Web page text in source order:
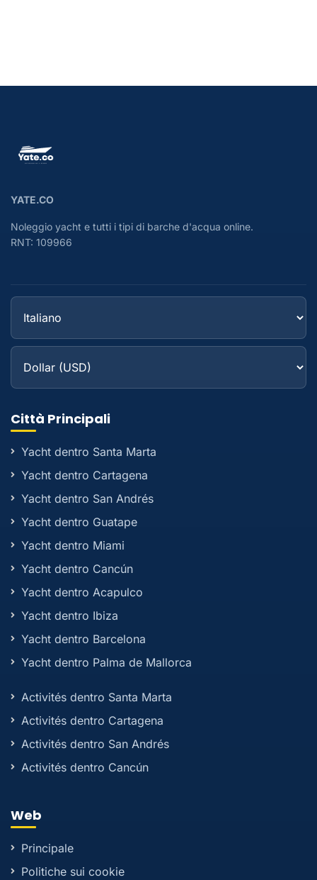
YATE.CO
Noleggio yacht e tutti i tipi di barche d'acqua online.
RNT: 109966
Città Principali
Yacht dentro Santa Marta
Yacht dentro Cartagena
Yacht dentro San Andrés
Yacht dentro Guatape
Yacht dentro Miami
Yacht dentro Cancún
Yacht dentro Acapulco
Yacht dentro Ibiza
Yacht dentro Barcelona
Yacht dentro Palma de Mallorca
Activités dentro Santa Marta
Activités dentro Cartagena
Activités dentro San Andrés
Activités dentro Cancún
Web
Principale
Politiche sui cookie